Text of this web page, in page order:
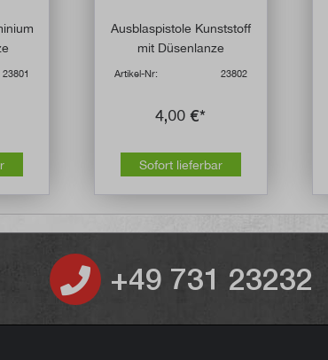
23801
Ausblaspistole Kunststoff
mit Düsenlanze
Artikel-Nr: 23802
4,00 €*
Sofort lieferbar
+49 731 23232